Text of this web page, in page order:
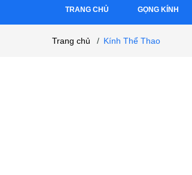
TRANG CHỦ GỌNG KÍNH
Trang chủ / Kính Thể Thao